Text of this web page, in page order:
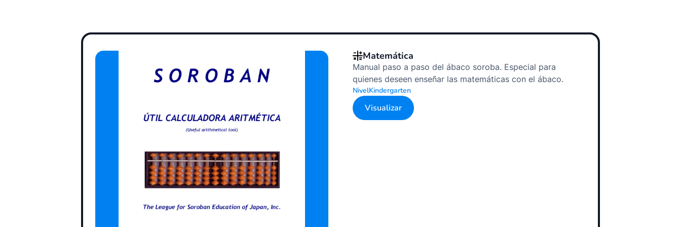
Matemática
Manual paso a paso del ábaco soroba. Especial para
quienes deseen enseñar las matemáticas con el ábaco.
NivelKindergarten
Visualizar